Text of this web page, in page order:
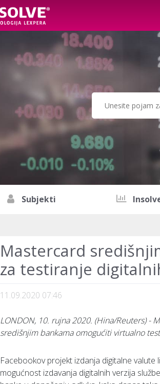
Subjekti
Mastercard
za testiranje
11.09.2020 07:46
LONDON, 10. rujna 2020. (Hina/Reuters) -
središnjim bankama omogućiti virtualno
Facebookov projekt izdanja digitalne
mogućnost izdavanja digitalnih verzija